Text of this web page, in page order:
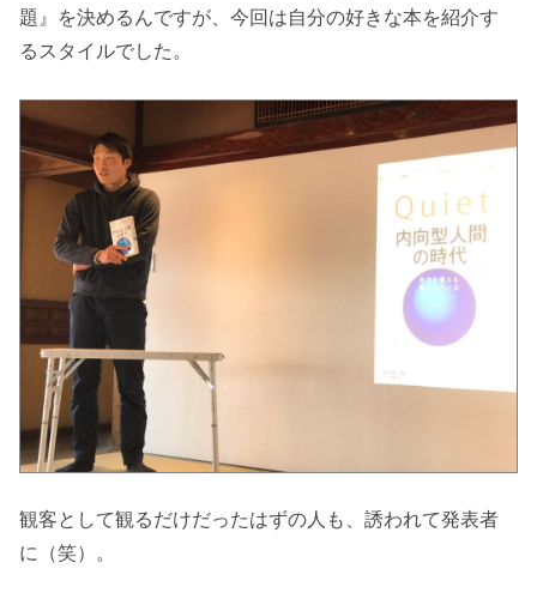
題』を決めるんですが、今回は自分の好きな本を紹介す
るスタイルでした。
観客として観るだけだったはずの人も、誘われて発表者
に（笑）。